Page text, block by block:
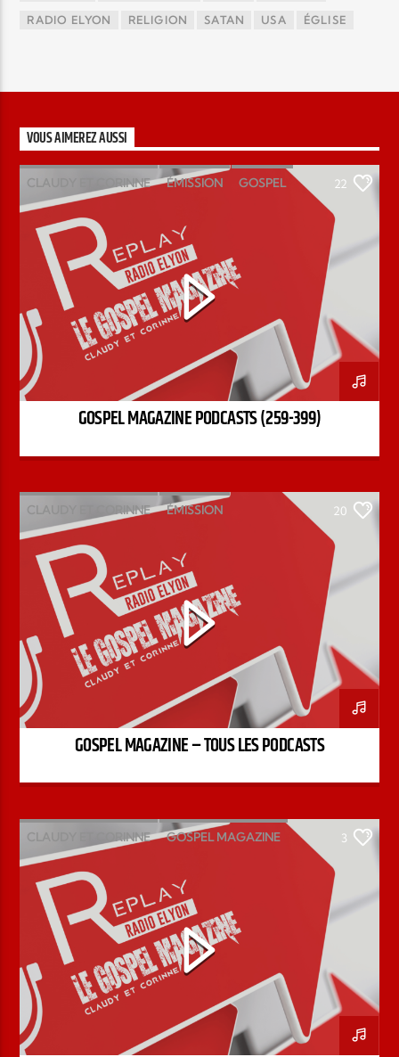
RADIO ELYON RELIGION SATAN USA ÉGLISE
VOUS AIMEREZ AUSSI
CLAUDY ET CORINNE ÉMISSION GOSPEL
MAGAZINE
22
GOSPEL MAGAZINE PODCASTS (259-399)
CLAUDY ET CORINNE ÉMISSION
GOSPEL MAGAZINE
20
GOSPEL MAGAZINE – TOUS LES PODCASTS
CLAUDY ET CORINNE GOSPEL MAGAZINE 3